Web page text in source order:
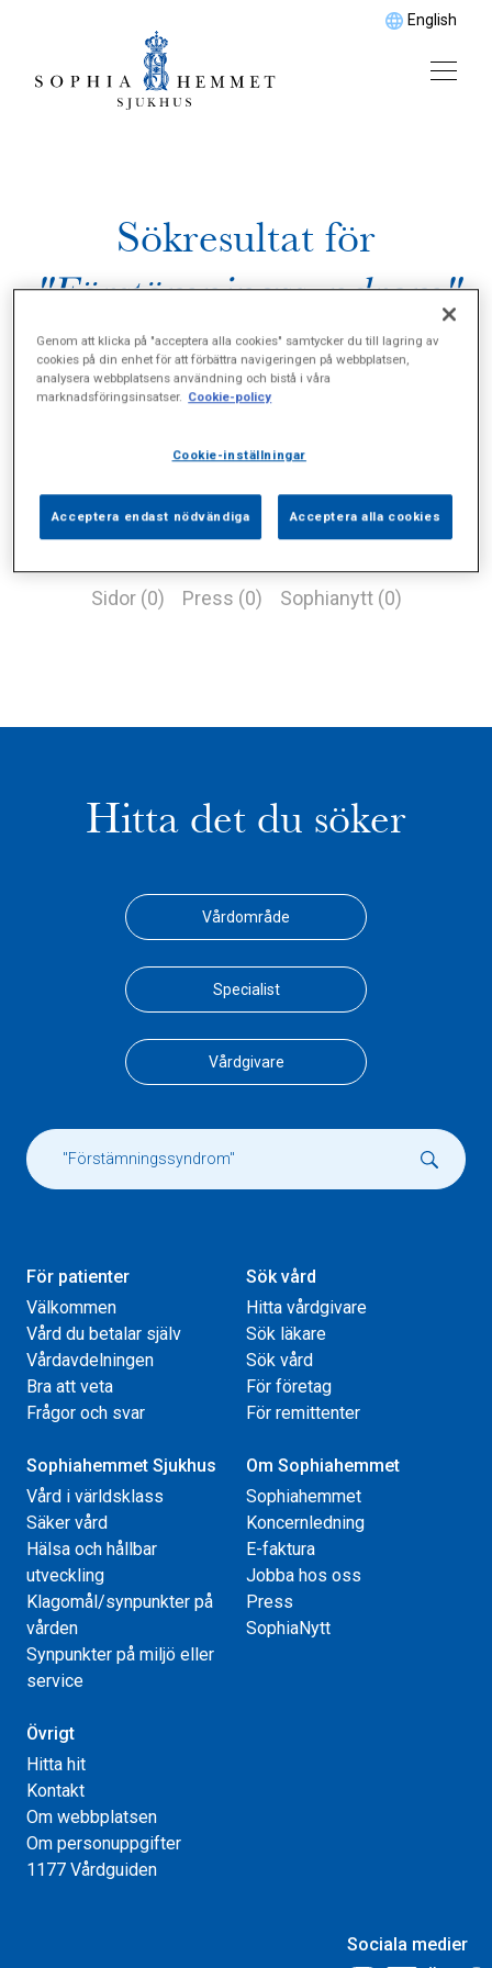
English
Sökresultat för
"Förstämningssyndrom"
Sidor (0) Press (0) Sophianytt (0)
Hitta det du söker
Vårdområde
Specialist
Vårdgivare
För patienter
Välkommen
Vård du betalar själv
Vårdavdelningen
Bra att veta
Frågor och svar
Sök vård
Hitta vårdgivare
Sök läkare
Sök vård
För företag
För remittenter
Sophiahemmet Sjukhus
Vård i världsklass
Säker vård
Hälsa och hållbar
utveckling
Klagomål/synpunkter på
vården
Synpunkter på miljö eller
service
Om Sophiahemmet
Sophiahemmet
Koncernledning
E-faktura
Jobba hos oss
Press
SophiaNytt
Övrigt
Hitta hit
Kontakt
Om webbplatsen
Om personuppgifter
1177 Vårdguiden
Sociala medier
Genom att klicka på "acceptera alla cookies" samtycker du till lagring av
cookies på din enhet för att förbättra navigeringen på webbplatsen,
analysera webbplatsens användning och bistå i våra
marknadsföringsinsatser. Cookie-policy
Cookie-inställningar
Acceptera endast nödvändiga Acceptera alla cookies